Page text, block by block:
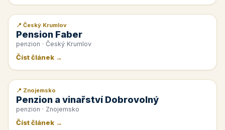
📰 PR článek
📍 Český Krumlov
Pension Faber
penzion · Český Krumlov
Číst článek →
📰 PR článek
📍 Znojemsko
Penzion a vinařství Dobrovolný
penzion · Znojemsko
Číst článek →